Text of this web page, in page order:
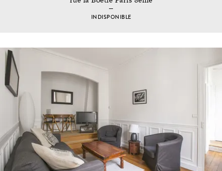
INDISPONIBLE